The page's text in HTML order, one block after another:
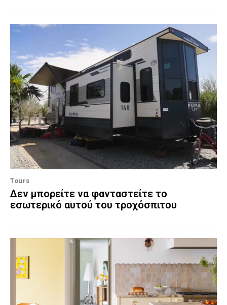
Tours
Δεν μπορείτε να φανταστείτε το
εσωτερικό αυτού του τροχόσπιτου